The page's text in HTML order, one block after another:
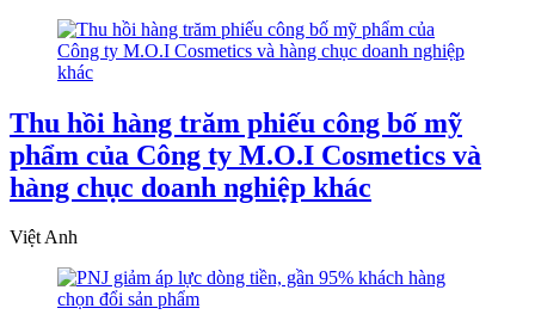
Thu hồi hàng trăm phiếu công bố mỹ
phẩm của Công ty M.O.I Cosmetics và
hàng chục doanh nghiệp khác
Việt Anh